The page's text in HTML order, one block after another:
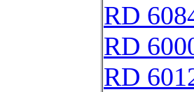
RD
RD
RD